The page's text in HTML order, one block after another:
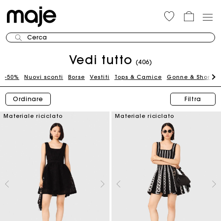
Cerca
Vedi tutto (406)
-50% Nuovi sconti Borse Vestiti Tops & Camice Gonne & Shorts
Ordinare Filtra
Materiale riciclato Materiale riciclato